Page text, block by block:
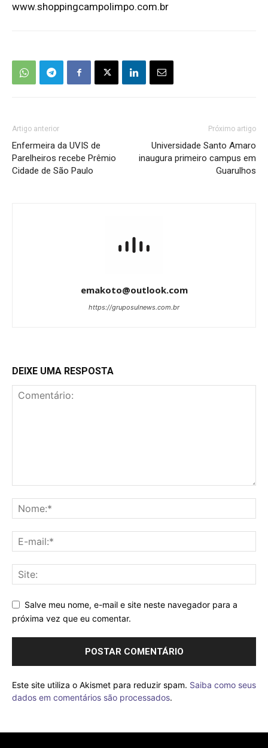
www.shoppingcampolimpo.com.br
Artigo anterior
Enfermeira da UVIS de
Parelheiros recebe Prêmio
Cidade de São Paulo
Próximo artigo
Universidade Santo Amaro
inaugura primeiro campus em
Guarulhos
emakoto@outlook.com
https://gruposulnews.com.br
DEIXE UMA RESPOSTA
Salve meu nome, e-mail e site neste navegador para a
próxima vez que eu comentar.
Este site utiliza o Akismet para reduzir spam. Saiba como seus
dados em comentários são processados.